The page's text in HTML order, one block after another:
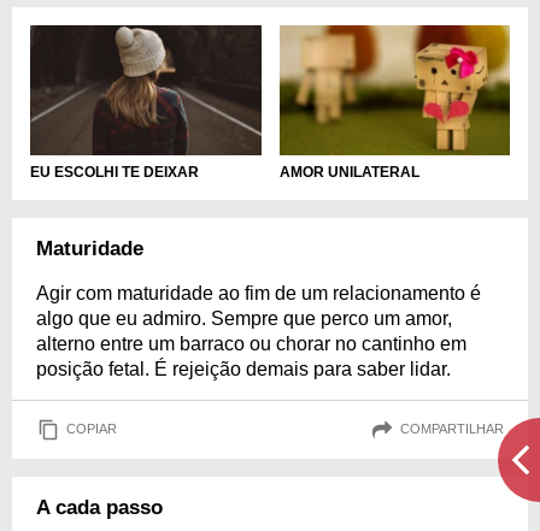
EU ESCOLHI TE DEIXAR AMOR UNILATERAL
Maturidade
Agir com maturidade ao fim de um relacionamento é
algo que eu admiro. Sempre que perco um amor,
alterno entre um barraco ou chorar no cantinho em
posição fetal. É rejeição demais para saber lidar.
COPIAR COMPARTILHAR
A cada passo